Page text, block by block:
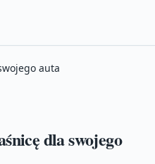
auta
dla swojego